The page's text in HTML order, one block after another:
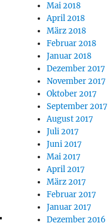
Mai 2018
April 2018
März 2018
Februar 2018
Januar 2018
Dezember 2017
November 2017
Oktober 2017
September 2017
August 2017
Juli 2017
Juni 2017
Mai 2017
April 2017
März 2017
Februar 2017
Januar 2017
Dezember 2016